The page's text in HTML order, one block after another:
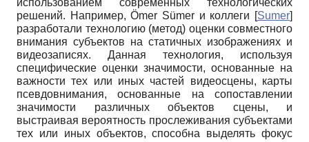
решений. Например, Ömer Sümer и коллеги [Sumer]
разработали технологию (метод) оценки совместного
внимания субъектов на статичных изображениях и
видеозаписях. Данная технология, используя
специфические оценки значимости, основанные на
важности тех или иных частей видеосцены, карты
псевдовнимания, основанные на сопоставлении
значимости различных объектов сцены, и
выстраивая вероятность прослеживания субъектами
тех или иных объектов, способна выделять фокус